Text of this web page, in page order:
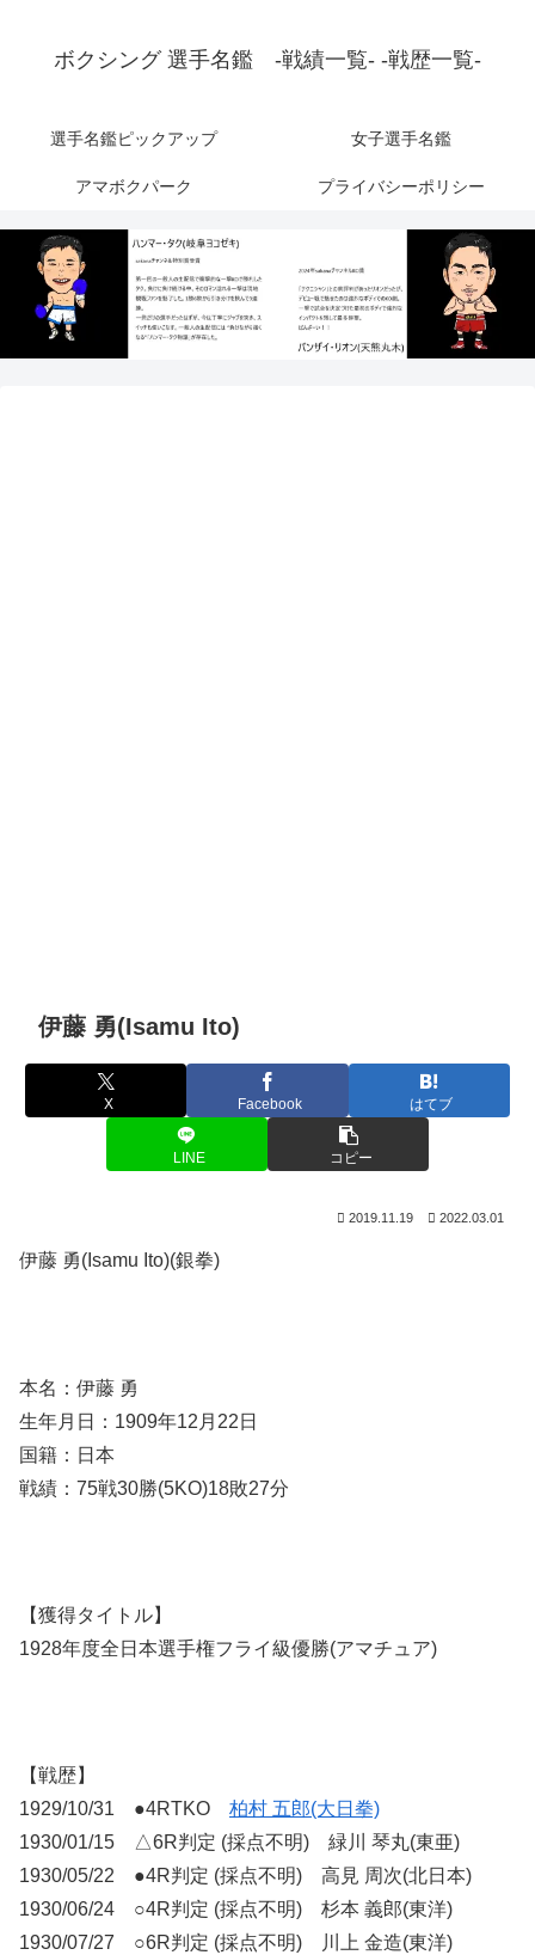
ボクシング 選手名鑑 -戦績一覧- -戦歴一覧-
選手名鑑ピックアップ 女子選手名鑑
アマボクパーク プライバシーポリシー
伊藤 勇(Isamu Ito)
X Facebook はてブ
LINE コピー
2019.11.19 2022.03.01
伊藤 勇(Isamu Ito)(銀拳)
本名：伊藤 勇
生年月日：1909年12月22日
国籍：日本
戦績：75戦30勝(5KO)18敗27分
【獲得タイトル】
1928年度全日本選手権フライ級優勝(アマチュア)
【戦歴】
1929/10/31 ●4RTKO 柏村 五郎(大日拳)
1930/01/15 △6R判定 (採点不明) 緑川 琴丸(東亜)
1930/05/22 ●4R判定 (採点不明) 高見 周次(北日本)
1930/06/24 ○4R判定 (採点不明) 杉本 義郎(東洋)
1930/07/27 ○6R判定 (採点不明) 川上 金造(東洋)